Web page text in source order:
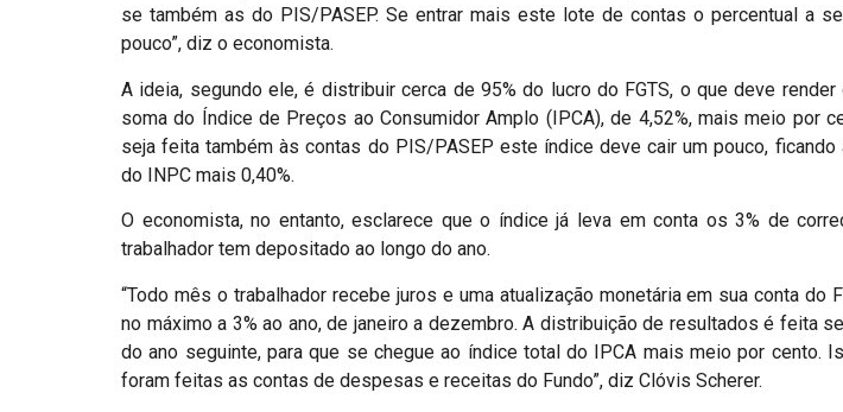
se também as do PIS/PASEP. Se entrar mais este lote de contas o percentual a
pouco”, diz o economista.
A ideia, segundo ele, é distribuir cerca de 95% do lucro do FGTS, o que deve render
soma do Índice de Preços ao Consumidor Amplo (IPCA), de 4,52%, mais meio por
seja feita também às contas do PIS/PASEP este índice deve cair um pouco,
do INPC mais 0,40%.
O economista, no entanto, esclarece que o índice já leva em conta os 3% de
trabalhador tem depositado ao longo do ano.
“Todo mês o trabalhador recebe juros e uma atualização monetária em sua conta do
no máximo a 3% ao ano, de janeiro a dezembro. A distribuição de resultados é feita
do ano seguinte, para que se chegue ao índice total do IPCA mais meio por cento.
foram feitas as contas de despesas e receitas do Fundo”, diz Clóvis Scherer.